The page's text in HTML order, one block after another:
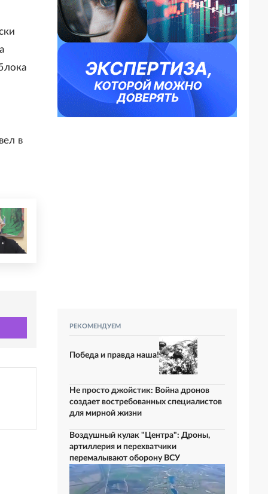
в
РЕКОМЕНДУЕМ
Победа и правда наша!
Не просто джойстик: Война дронов
создает востребованных специалистов
для мирной жизни
Воздушный кулак "Центра": Дроны,
артиллерия и перехватчики
перемалывают оборону ВСУ